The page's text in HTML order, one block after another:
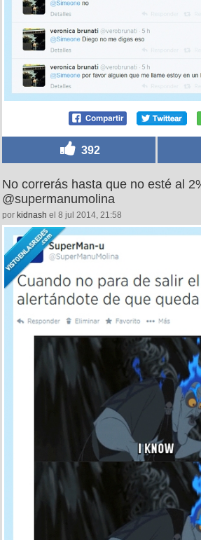
392
No correrás hasta que no esté al
@supermanumolina
por kidnash el 8 jul 2014, 21:58